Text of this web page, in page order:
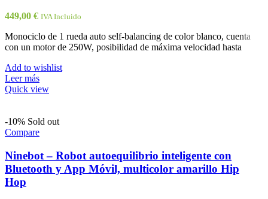
449,00 € IVA Incluido
Monociclo de 1 rueda auto self-balancing de color blanco, cuenta
con un motor de 250W, posibilidad de máxima velocidad hasta
Add to wishlist
Leer más
Quick view
-10% Sold out
Compare
Ninebot – Robot autoequilibrio inteligente con
Bluetooth y App Móvil, multicolor amarillo Hip
Hop